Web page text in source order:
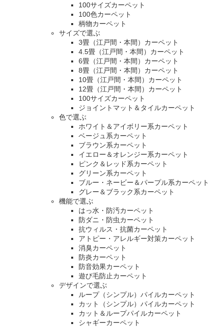
100サイズカーペット
100色カーペット
柄物カーペット
サイズで選ぶ
3畳（江戸間・本間）カーペット
4.5畳（江戸間・本間）カーペット
6畳（江戸間・本間）カーペット
8畳（江戸間・本間）カーペット
10畳（江戸間・本間）カーペット
12畳（江戸間・本間）カーペット
100サイズカーペット
ジョイントマット＆タイルカーペット
色で選ぶ
ホワイト＆アイボリー系カーペット
ベージュ系カーペット
ブラウン系カーペット
イエロー＆オレンジー系カーペット
ピンク＆レッド系カーペット
グリーン系カーペット
ブルー・ネービー＆パープル系カーペット
グレー＆ブラック系カーペット
機能で選ぶ
はっ水・防汚カーペット
防ダニ・防虫カーペット
抗ウィルス・抗菌カーペット
アトピー・アレルギー対策カーペット
消臭カーペット
防炎カーペット
防音効果カーペット
遊び毛防止カーペット
デザインで選ぶ
ループ（シンプル）パイルカーペット
カット（シンプル）パイルカーペット
カット＆ループパイルカーペット
シャギーカーペット